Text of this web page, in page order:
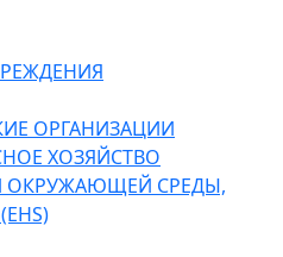
ОРГАНИЗАЦИИ
ХОЗЯЙСТВО
ОКРУЖАЮЩЕЙ СРЕДЫ,